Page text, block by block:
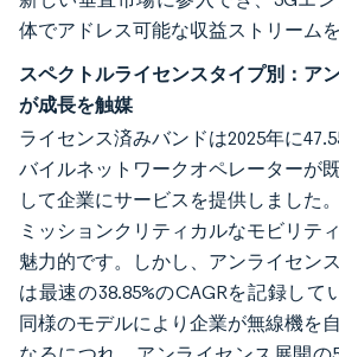
体でアドレス可能な収益ストリーム
スペクトルライセンスタイプ別：ア
が成長を触媒
ライセンス済みバンドは2025年に
バイルネットワークオペレーターが
して企業にサービスを提供しました
ミッションクリティカルなモビリテ
魅力的です。しかし、アンライセン
は最速の38.85%のCAGRを記録して
同様のモデルにより企業が無線機を